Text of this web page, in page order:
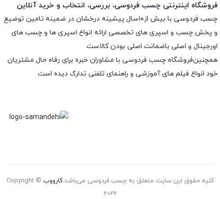
فروشگاه اینترنتی چسب فردوسی، بررسی، انتخاب و خرید آنلاین
چسب فردوسی با بیش از۱۰سال پیشینه درخشان در ضمینه تامین توضیع
و پخش چسب و اسپری های تخصصی ارائه انواع اسپری ها و چسب های
اورجینال و اصلی باضمانت اصلی بودن کالاست
همچنین‌فروشگاه چسب فردوسی با مشاوران خبره برای رفاه حال مشتریان
خود انواع فیلم های آموزشی و راهنمای تلفنی تدارک دیده است
کلیه حقوق این سایت متعلق به چسب فردوسی می‌باشد.کارووب Copyright ©
2026